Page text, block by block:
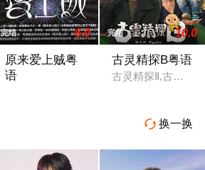
完结 6.0
原来爱上贼粤
语
完结 10.0
古灵精探B粤语
古灵精探Ⅱ,古灵精
 换一换